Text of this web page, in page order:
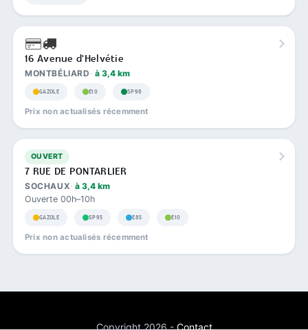
16 Avenue d'Helvétie
MONTBÉLIARD à 3,4 km
GAZOLE E10 SP98
Prix non actualisés récemment
OUVERT
7 RUE DE PONTARLIER
SOCHAUX à 3,4 km
Ouverte 00h–10h
GAZOLE SP95 E85 E10
Prix non actualisés récemment
Copyright 2026 -Contact